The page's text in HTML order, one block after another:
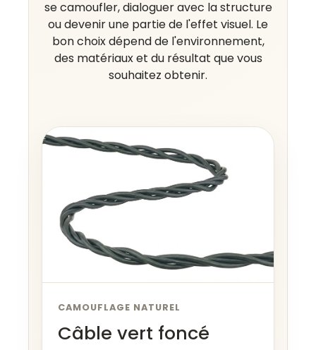
se camoufler, dialoguer avec la structure
ou devenir une partie de l'effet visuel. Le
bon choix dépend de l'environnement,
des matériaux et du résultat que vous
souhaitez obtenir.
CAMOUFLAGE NATUREL
Câble vert foncé